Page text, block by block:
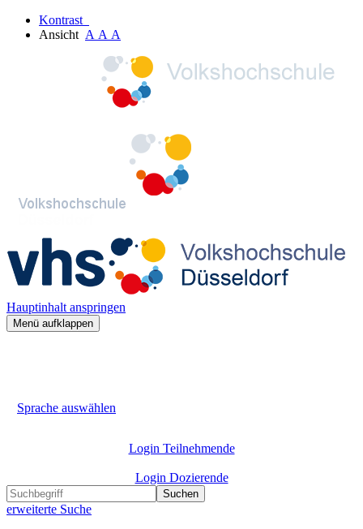
Kontrast
Ansicht A A A
Hauptinhalt anspringen
Menü aufklappen
Sprache auswählen
Login Teilnehmende
Login Dozierende
Suchen
erweiterte Suche